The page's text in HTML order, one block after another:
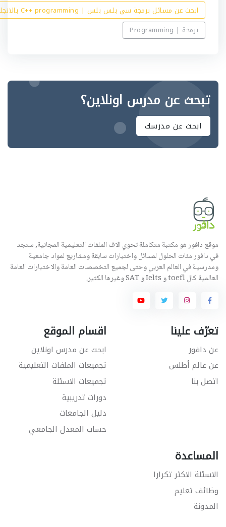
ابحث عن مسائل برمجة سي بلس بلس | C++ programming بالانجليزي
برمجة | Programming
تبحث عن مدرس اونلاين؟
ابحث عن مدرسك
موقع دافور هو مكتبة متكاملة تحوي الاف الملفات التعليمية المجانية, ستجد
في دافور مئات الحلول لمسائل واختبارات سابقة ومشاريع لمواد جامعية
ومدرسية في العالم العربي وحتى لجميع التخصصات العامة والاختبارات العامة
العالمية كال toefl و Ielts و SAT وغيرها الكثير.
تعرّف علينا
عن دافور
عن عالم أطلس
اتصل بنا
اقسام الموقع
ابحث عن مدرس اونلاين
تجميعات الملفات التعليمية
تجميعات الاسئلة
دورات تدريبية
دليل الجامعات
حساب المعدل الجامعي
المساعدة
الاسئلة الاكثر تكرارا
وظائف تعليم
المدونة